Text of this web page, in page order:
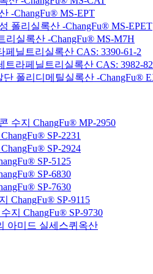
-ChangFu® MS-EPT
폴리실록산 -ChangFu® MS-EPET
리실록산 -ChangFu® MS-M7H
페닐트리실록산 CAS: 3390-61-2
트라페닐트리실록산 CAS: 3982-
폴리디메틸실록산 -ChangFu®
수지 ChangFu® MP-2950
SP-2231
SP-2924
SP-5125
SP-6830
SP-7630
ChangFu® SP-9115
지 ChangFu® SP-9730
아미드 실세스퀴옥산